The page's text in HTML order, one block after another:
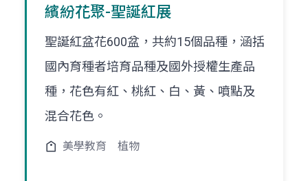
繽紛花聚-聖誕紅展
聖誕紅盆花600盆，共約15個品種，涵括
國內育種者培育品種及國外授權生產品
種，花色有紅、桃紅、白、黃、噴點及
混合花色。
美學教育 植物